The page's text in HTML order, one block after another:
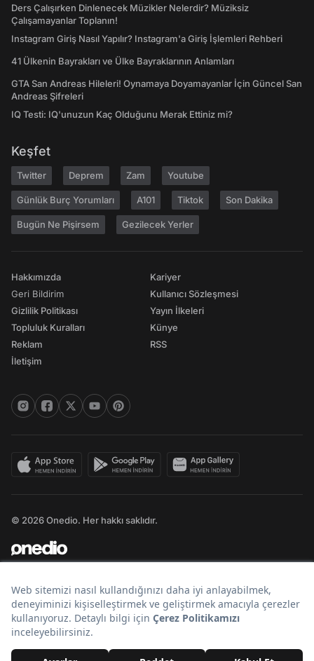
Ders Çalışırken Dinlenecek Müzikler Nelerdir? Müziksiz
Çalışamayanlar Toplanın!
Instagram Giriş Nasıl Yapılır? Instagram'a Giriş İşlemleri Rehberi
41 Ülkenin Bayrakları ve Ülke Bayraklarının Anlamları
GTA San Andreas Hileleri! Oynamaya Doyamayanlar İçin Güncel San
Andreas Şifreleri
IQ Testi: IQ'unuzun Kaç Olduğunu Merak Ettiniz mi?
Keşfet
Twitter Deprem Zam Youtube
Günlük Burç Yorumları A101 Tiktok Son Dakika
Bugün Ne Pişirsem Gezilecek Yerler
Hakkımızda
Geri Bildirim
Gizlilik Politikası
Topluluk Kuralları
Reklam
İletişim
Kariyer
Kullanıcı Sözleşmesi
Yayın İlkeleri
Künye
RSS
© 2026 Onedio. Her hakkı saklıdır.
Bir markasıdır.